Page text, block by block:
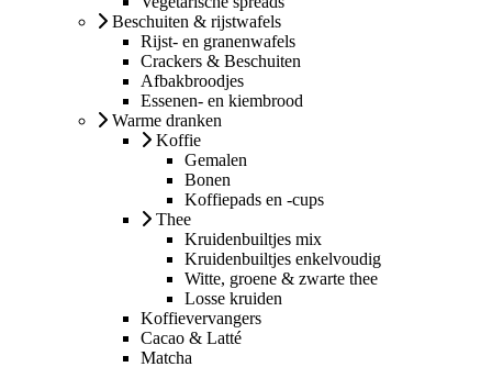
Beschuiten & rijstwafels
Rijst- en granenwafels
Crackers & Beschuiten
Afbakbroodjes
Essenen- en kiembrood
Warme dranken
Koffie
Gemalen
Bonen
Koffiepads en -cups
Thee
Kruidenbuiltjes mix
Kruidenbuiltjes enkelvoudig
Witte, groene & zwarte thee
Losse kruiden
Koffievervangers
Cacao & Latté
Matcha